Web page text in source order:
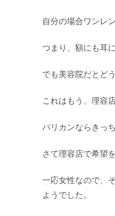
自分の場合ワンレ
つまり、額にも耳
でも美容院だとど
これはもう、理容
バリカンならきっ
さて理容店で希望
一応女性なので、
ようでした。